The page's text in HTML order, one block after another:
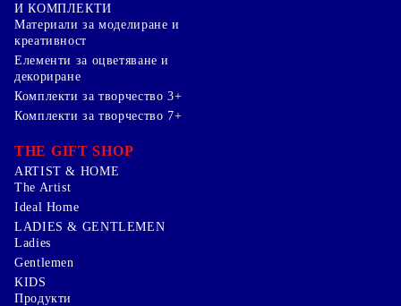
И КОМПЛЕКТИ
Mатериали за моделиране и
креативност
Елементи за оцветяване и
декориране
Комплекти за творчество 3+
Комплекти за творчество 7+
THE GIFT SHOP
ARTIST & HOME
The Artist
Ideal Home
LADIES & GENTLEMEN
Ladies
Gentlemen
KIDS
Продукти